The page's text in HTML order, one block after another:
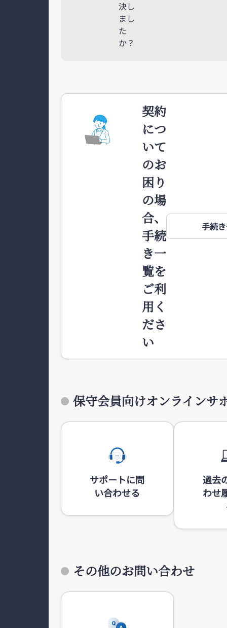
決し
まし
た
か？
契約
につ
いて
のお
困り
の場
合、
手続
き一
覧を
ご利
用く
ださ
い
手続
保守会員向けオンラインサ
サポートに問
い合わせる
過去
わせ
その他のお問い合わせ